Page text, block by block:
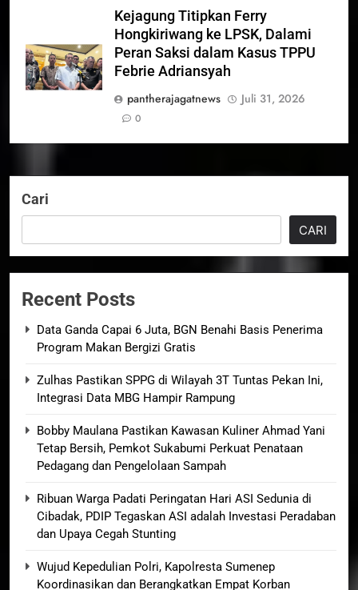
Kejagung Titipkan Ferry
Hongkiriwang ke LPSK, Dalami
Peran Saksi dalam Kasus TPPU
Febrie Adriansyah
pantherajagatnews
Juli 31, 2026
0
Cari
CARI
Recent Posts
Data Ganda Capai 6 Juta, BGN Benahi Basis Penerima
Program Makan Bergizi Gratis
Zulhas Pastikan SPPG di Wilayah 3T Tuntas Pekan Ini,
Integrasi Data MBG Hampir Rampung
Bobby Maulana Pastikan Kawasan Kuliner Ahmad Yani
Tetap Bersih, Pemkot Sukabumi Perkuat Penataan
Pedagang dan Pengelolaan Sampah
Ribuan Warga Padati Peringatan Hari ASI Sedunia di
Cibadak, PDIP Tegaskan ASI adalah Investasi Peradaban
dan Upaya Cegah Stunting
Wujud Kepedulian Polri, Kapolresta Sumenep
Koordinasikan dan Berangkatkan Empat Korban